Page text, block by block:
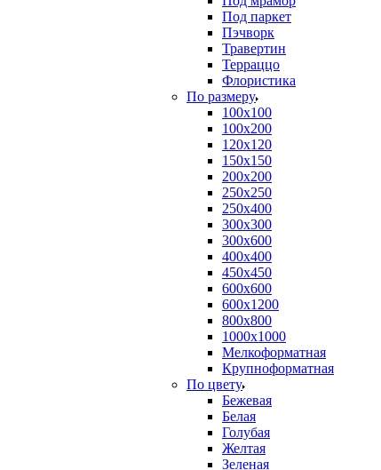
Под паркет
Пэчворк
Травертин
Терраццо
Флористика
По размеру
100х100
100х200
120х120
150х150
200х200
250х250
250х400
300х300
300х600
400х400
450х450
600х600
600х1200
800х800
1000х1000
Мелкоформатная
Крупноформатная
По цвету
Бежевая
Белая
Голубая
Желтая
Зеленая